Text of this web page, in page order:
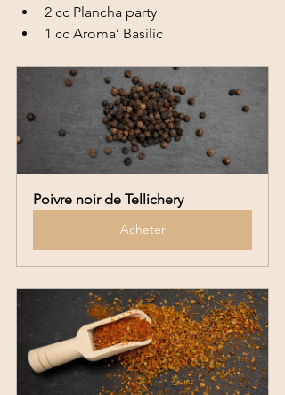
2 cc Plancha party
1 cc Aroma’ Basilic
Poivre noir de Tellichery
Acheter